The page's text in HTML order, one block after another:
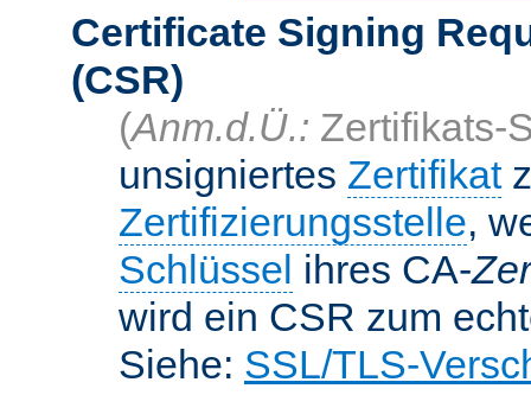
Certificate Signing
(CSR)
(Anm.d.Ü.: Zertifikats-
unsigniertes Zertifikat
Zertifizierungsstelle,
Schlüssel ihres CA-
wird ein CSR zum
Siehe: SSL/TLS-